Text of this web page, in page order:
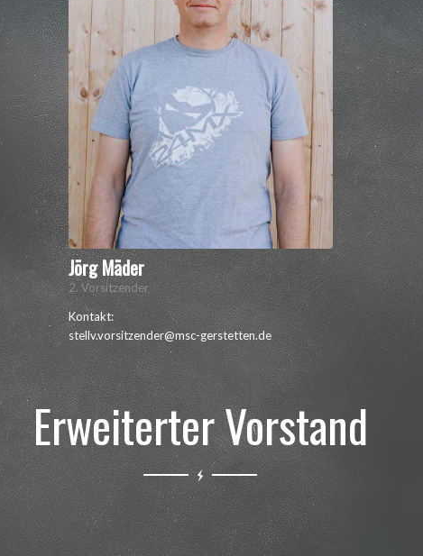
Jörg Mäder
2. Vorsitzender
Kontakt:
stellv.vorsitzender@msc-gerstetten.de
Erweiterter Vorstand